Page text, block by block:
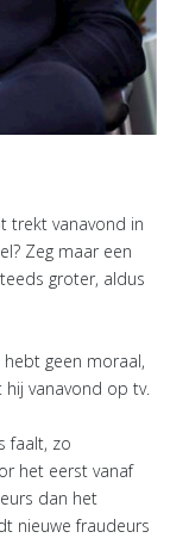
trekt vanavond in
Zeg maar een
groter, aldus
hebt geen moraal,
hij vanavond op tv.
faalt, zo
het eerst vanaf
dan het
nieuwe fraudeurs